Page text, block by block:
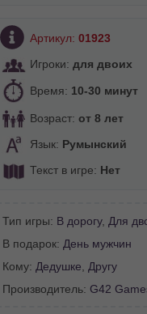
Артикул: 01923
Игроки: для двоих
Время: 10-30 минут
Возраст: от 8 лет
Язык: Румынский
Текст в игре: Нет
Тип игры: В дорогу, Для
В подарок: День мужчин
Кому: Дедушке
Другу
Производитель: G42